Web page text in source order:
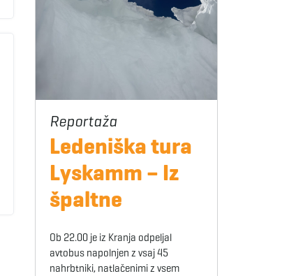
Ledeniška tura
Lyskamm – Iz
špaltne
Ob 22.00 je iz Kranja odpeljal
avtobus napolnjen z vsaj 45
nahrbtniki, natlačenimi z vsem